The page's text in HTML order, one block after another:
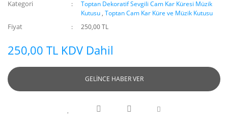
Kategori
Toptan Dekoratif Sevgili Cam Kar Küresi Müzik
Kutusu ,Toptan Cam Kar Küre ve Müzik Kutusu
Fiyat 250,00 TL
250,00 TL KDV Dahil
GELİNCE HABER VER